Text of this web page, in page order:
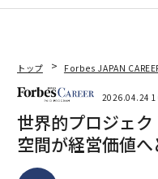
トップ Forbes JAPAN
2026.04.24
世界的プロジェク
空間が経営価値